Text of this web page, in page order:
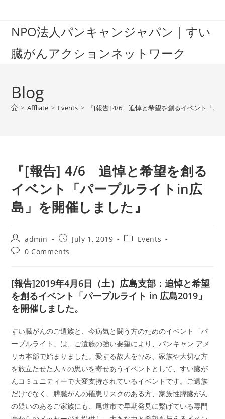
contentNPO法人パンキャンジャパン｜すい
臓がんアクションネットワーク
Blog
> Affliate > Events > 『[報告] 4/6 追悼と希望を創るイベント「パ
『[報告] 4/6 追悼と希望を創る
イベント「パープルライトin広
島」を開催しました』
Post
author:
admin
Post
published:
July 1, 2019
PostEvents
Post0 Comments
[報告]2019年4月6日（土）広島支部：追悼と希望
を創るイベント「パープルライト in 広島2019」
を開催しました。
すい臓がんのご遺族と、今病気と闘う方のためのイベント「パ
ープルライト」は、ご遺族の強い要望により、パンキャン アメ
リカ本部で始まりました。愛する故人を悼み、家族や大切な方
を旅立たせた人々の思いを寄せあうイベントとして、すい臓が
んコミュニティーで大変支持されているイベントです。ご遺族
だけでなく、膵臓がんの罹患リスクのある方、家族性膵臓がん
の疑いのあるご家族にも、尾道市で早期発見に繋げている専門